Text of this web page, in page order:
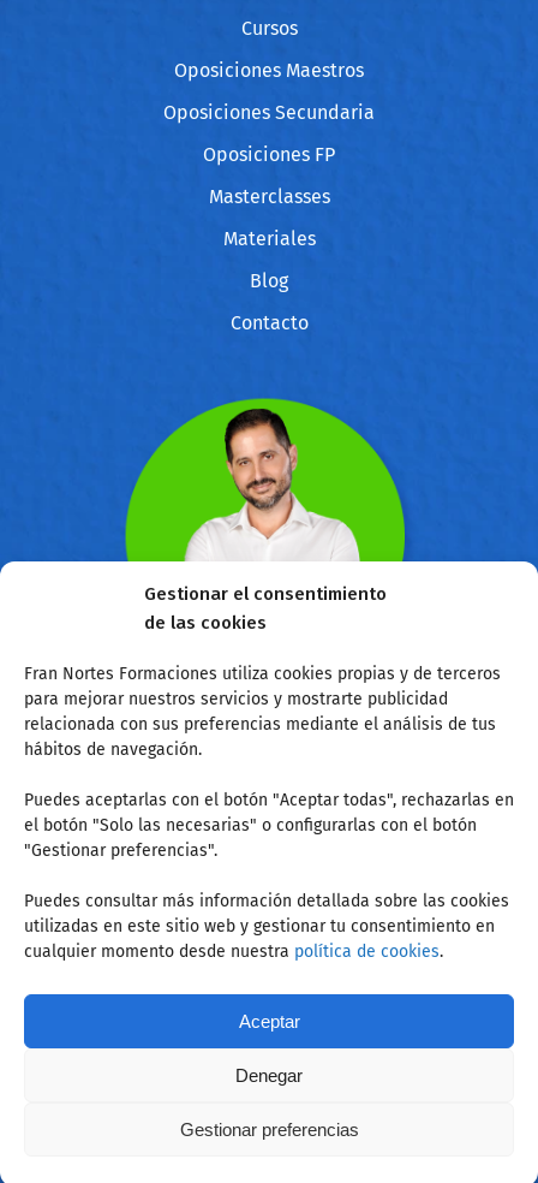
Gestionar el consentimiento
de las cookies
Fran Nortes Formaciones utiliza cookies propias y de terceros
para mejorar nuestros servicios y mostrarte publicidad
relacionada con sus preferencias mediante el análisis de tus
hábitos de navegación.
Puedes aceptarlas con el botón "Aceptar todas", rechazarlas en
el botón "Solo las necesarias" o configurarlas con el botón
"Gestionar preferencias".
Puedes consultar más información detallada sobre las cookies
utilizadas en este sitio web y gestionar tu consentimiento en
cualquier momento desde nuestra política de cookies.
Aceptar
Denegar
Gestionar preferencias
Cursos
Oposiciones Maestros
Oposiciones Secundaria
Oposiciones FP
Masterclasses
Materiales
Blog
Contacto
Sobre mí
preparador de oposiciones junto a mi equipo de
Inspectores de Educación y profesores. Somos
expertos en legislación educativa e impartimos
ponencias y formaciones relacionadas con la
docencia...
Saber más
Política de cookies · Política de privacidad